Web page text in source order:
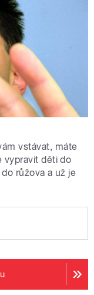
vstávat, máte
vypravit děti do
růžova a už je